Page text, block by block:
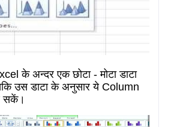
के अन्दर एक छोटा - मोटा डाटा
उस डाटा के अनुसार ये Column
सकें।